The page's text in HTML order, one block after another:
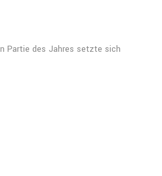
Partie des Jahres setzte sich